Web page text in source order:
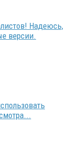
Надеюсь,
версии.